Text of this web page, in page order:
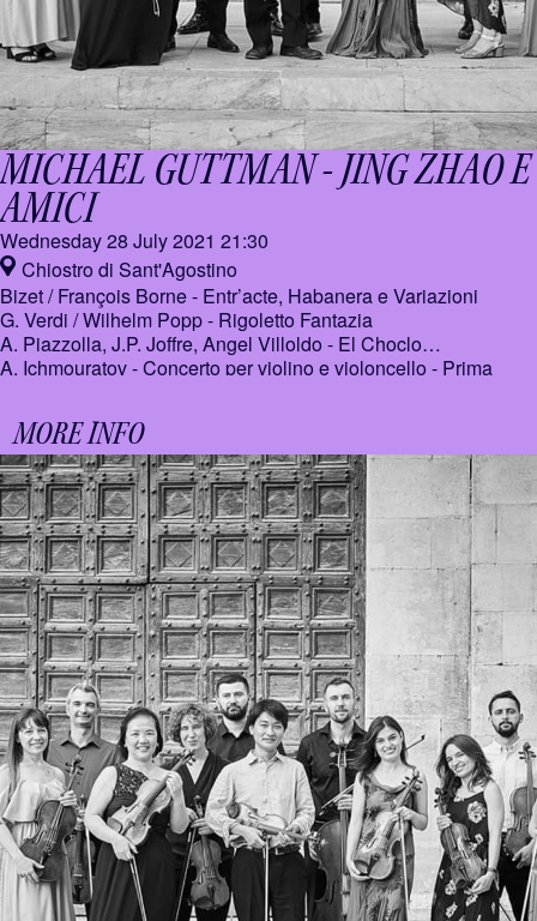
MICHAEL GUTTMAN - JING ZHAO E
AMICI
Wednesday 28 July 2021 21:30
Chiostro di Sant'Agostino
Bizet / François Borne - Entr’acte, Habanera e Variazioni
G. Verdi / Wilhelm Popp - Rigoletto Fantazia
A. Piazzolla, J.P. Joffre, Angel Villoldo - El Choclo
A. Ichmouratov - Concerto per violino e violoncello - Prima
MORE INFO